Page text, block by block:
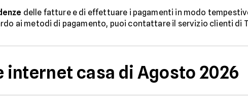
delle fatture e di effettuare i pagamenti in modo
ai metodi di pagamento, puoi contattare il servizio clienti di
casa di Agosto 2026